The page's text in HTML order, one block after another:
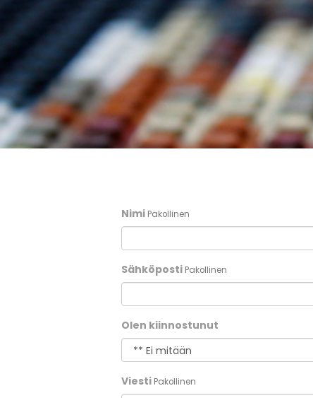
Nimi Pakollinen
Sähköposti Pakollinen
Olen kiinnostunut
Viesti Pakollinen